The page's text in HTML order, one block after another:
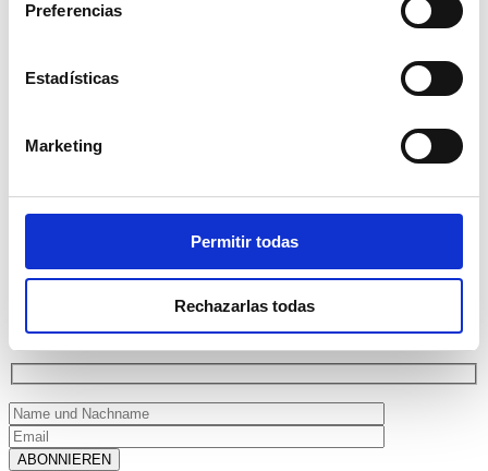
Preferencias
Estadísticas
Marketing
Permitir todas
Rechazarlas todas
NEWSLETTER